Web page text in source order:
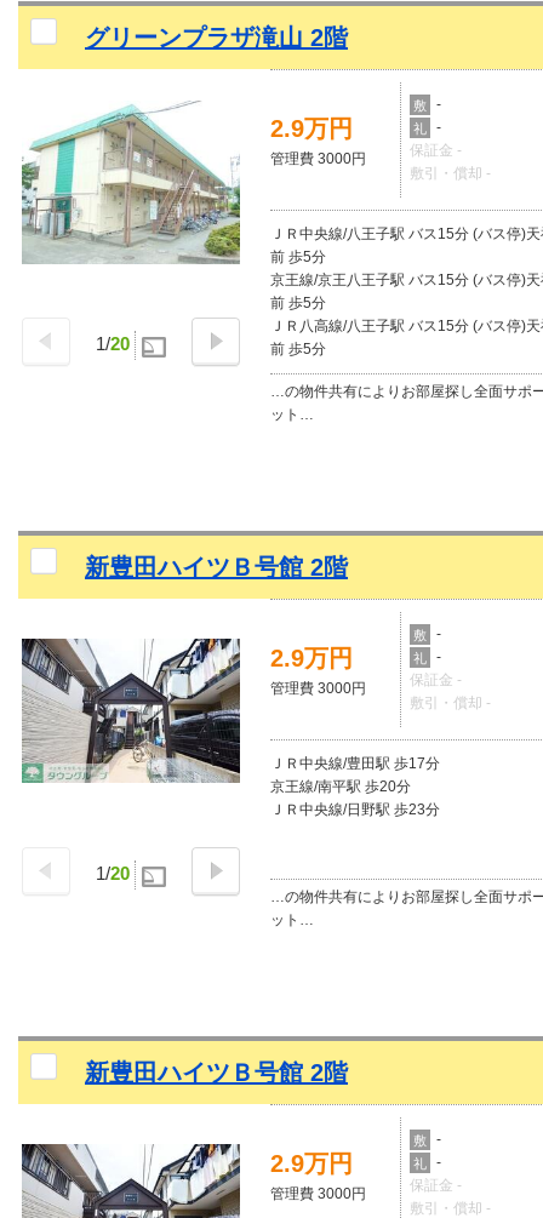
グリーンプラザ滝山 2階
1/20
2.9万円
管理費 3000円
敷 -
礼
-
保証金 -
敷引・償却 -
ＪＲ中央線/八王子駅 バス15分 (バス停)
前 歩5分
京王線/京王八王子駅 バス15分 (バス停)
前 歩5分
ＪＲ八高線/八王子駅 バス15分 (バス停)
前 歩5分
…の物件共有によりお部屋探し全面サポ
ット…
新豊田ハイツＢ号館 2階
1/20
2.9万円
管理費 3000円
敷 -
礼
-
保証金 -
敷引・償却 -
ＪＲ中央線/豊田駅 歩17分
京王線/南平駅 歩20分
ＪＲ中央線/日野駅 歩23分
…の物件共有によりお部屋探し全面サポ
ット…
新豊田ハイツＢ号館 2階
2.9万円
管理費 3000円
敷 -
礼
-
保証金 -
敷引・償却 -